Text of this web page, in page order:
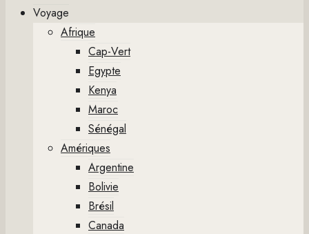
Voyage
Afrique
Cap-Vert
Egypte
Kenya
Maroc
Sénégal
Amériques
Argentine
Bolivie
Brésil
Canada